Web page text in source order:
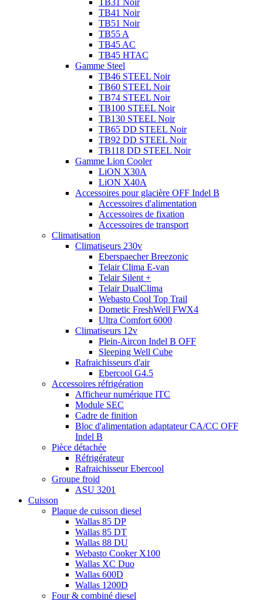
TB31 Noir
TB41 Noir
TB51 Noir
TB55 A
TB45 AC
TB45 HTAC
Gamme Steel
TB46 STEEL Noir
TB60 STEEL Noir
TB74 STEEL Noir
TB100 STEEL Noir
TB130 STEEL Noir
TB65 DD STEEL Noir
TB92 DD STEEL Noir
TB118 DD STEEL Noir
Gamme Lion Cooler
LiON X30A
LiON X40A
Accessoires pour glacière OFF Indel B
Accessoires d'alimentation
Accessoires de fixation
Accessoires de transport
Climatisation
Climatiseurs 230v
Eberspaecher Breezonic
Telair Clima E-van
Telair Silent +
Telair DualClima
Webasto Cool Top Trail
Dometic FreshWell FWX4
Ultra Comfort 6000
Climatiseurs 12v
Plein-Aircon Indel B OFF
Sleeping Well Cube
Rafraichisseurs d'air
Ebercool G4.5
Accessoires réfrigération
Afficheur numérique ITC
Module SEC
Cadre de finition
Bloc d'alimentation adaptateur CA/CC OFF
Indel B
Pièce détachée
Réfrigérateur
Rafraichisseur Ebercool
Groupe froid
ASU 3201
Cuisson
Plaque de cuisson diesel
Wallas 85 DP
Wallas 85 DT
Wallas 88 DU
Webasto Cooker X100
Wallas XC Duo
Wallas 600D
Wallas 1200D
Four & combiné diesel